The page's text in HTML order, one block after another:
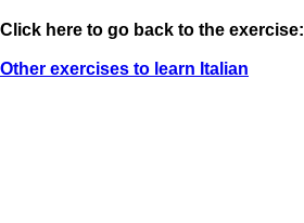
Click here to go back to the exercise:
Other exercises to learn Italian